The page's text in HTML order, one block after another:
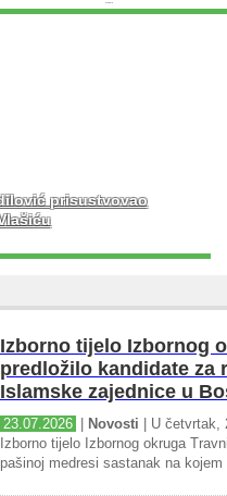
danas je u džematu
džamija koja
svjetskog rata.
prisustvovao
Izborno tijelo Izbornog
predložilo kandidate za
Islamske zajednice u
23.07.2026 Novosti | U četvrtak,
Izborno tijelo Izbornog okruga
pašinoj medresi sastanak na